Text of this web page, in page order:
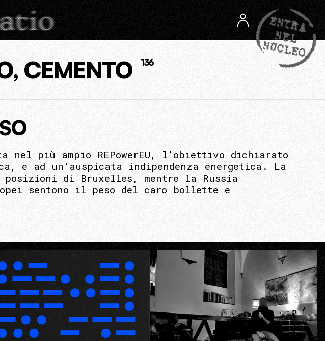
CEMENTO 136
nel più ampio REPowerEU, l’obiettivo dichiarato
e ad un’auspicata indipendenza energetica. La
di Bruxelles, mentre la Russia
sentono il peso del caro bollette e